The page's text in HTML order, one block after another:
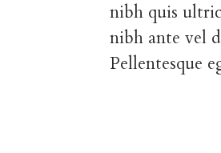
nibh quis
nibh ante vel
Pellentesque